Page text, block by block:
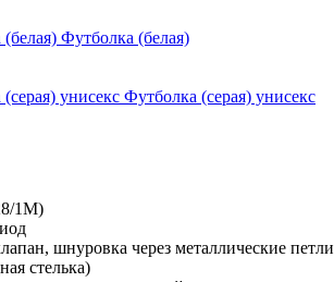
Футболка (белая)
Футболка (серая) унисекс
1М)
шнуровка через металлические петли
стелька)